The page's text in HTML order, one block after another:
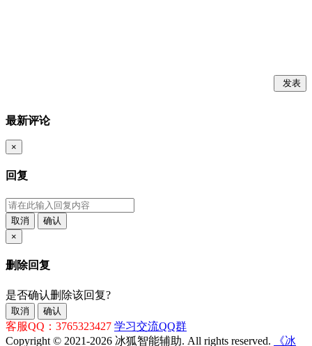
发表
最新评论
×
回复
取消
确认
×
删除回复
是否确认删除该回复?
取消 确认
客服QQ：3765323427 学习交流QQ群
Copyright © 2021-2026 冰狐智能辅助. All rights reserved.
《冰